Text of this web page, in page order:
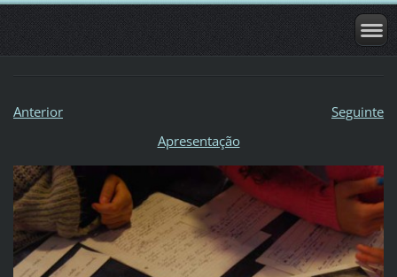
Anterior
Seguinte
Apresentação